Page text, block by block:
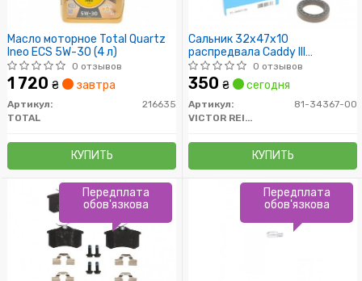
Масло моторное Total Quartz
Ineo ECS 5W-30 (4 л)
0 отзывов
1 720 ₴ завтра
Артикул:
216635
TOTAL
КУПИТЬ
Сальник 32x47x10
распредвала Caddy III
1.6i/1.9/2.0 TDI/SDI 04-
(тефлон)
0 отзывов
350 ₴ сегодня
Артикул:
81-34367-00
VICTOR REINZ
КУПИТЬ
Передплата
обов'язкова
Передплата
обов'язкова